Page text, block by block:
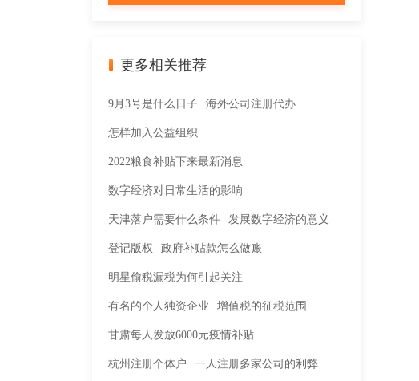
更多相关推荐
9月3号是什么日子 海外公司注册代办
怎样加入公益组织
2022粮食补贴下来最新消息
数字经济对日常生活的影响
天津落户需要什么条件 发展数字经济的意义
登记版权 政府补贴款怎么做账
明星偷税漏税为何引起关注
有名的个人独资企业 增值税的征税范围
甘肃每人发放6000元疫情补贴
杭州注册个体户 一人注册多家公司的利弊